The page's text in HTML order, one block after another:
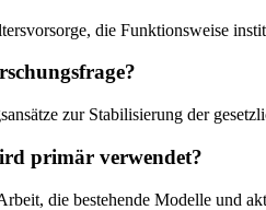
die Funktionsweise
zur Stabilisierung der
primär verwendet?
die bestehende Modelle und